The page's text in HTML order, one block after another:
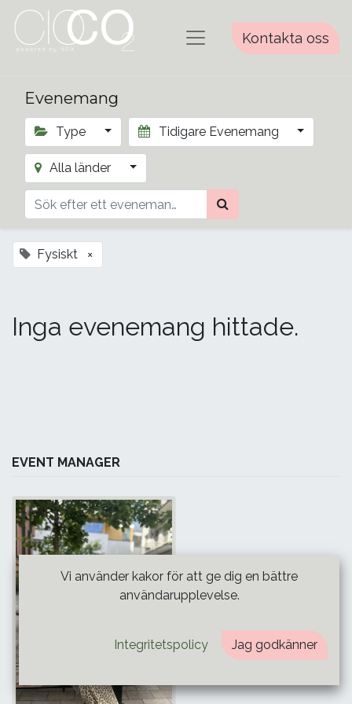
Kontakta oss
Evenemang
Type Tidigare Evenemang
Alla länder
Fysiskt ×
Inga evenemang hittade.
EVENT MANAGER
Vi använder kakor för att ge dig en bättre
användarupplevelse.
Integritetspolicy Jag godkänner